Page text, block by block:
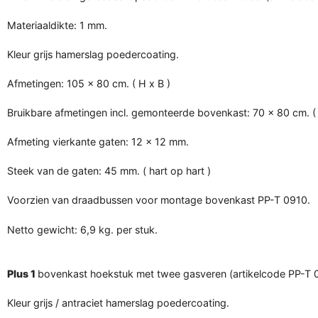
Materiaaldikte: 1 mm.
Kleur grijs hamerslag poedercoating.
Afmetingen: 105 x 80 cm. ( H x B )
Bruikbare afmetingen incl. gemonteerde bovenkast: 70 x 80 cm. (
Afmeting vierkante gaten: 12 x 12 mm.
Steek van de gaten: 45 mm. ( hart op hart )
Voorzien van draadbussen voor montage bovenkast PP-T 0910.
Netto gewicht: 6,9 kg. per stuk.
Plus 1 bovenkast hoekstuk met twee gasveren (artikelcode PP-T
Kleur grijs / antraciet hamerslag poedercoating.